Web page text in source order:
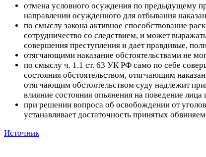
отмена условного осуждения по предыдущему
направлении осужденного для отбывания
по смыслу закона активное способствование
сотрудничество со следствием, и может
совершения преступления и дает правдивые,
отягчающими наказание обстоятельствами не
по смыслу ч. 1.1 ст. 63 УК РФ само по себе
состояния обстоятельством, отягчающим
отягчающим обстоятельством суду надлежит
влияние состояния опьянения на поведение
при решении вопроса об освобождении от
устанавливает достаточность принятых
Источник